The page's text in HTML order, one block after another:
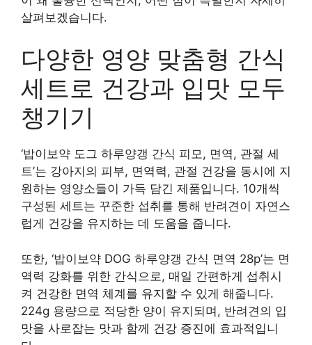
살펴보겠습니다.
다양한 영양 맞춤형 간식
세트로 건강과 입맛 모두
챙기기
‘밥이보약 도그 하루양갱 간식 피모, 면역, 관절 세
트’는 강아지의 피부, 면역력, 관절 건강을 동시에 지
원하는 영양소들이 가득 담긴 제품입니다. 10개씩
구성된 세트는 꾸준한 섭취를 통해 반려견이 자연스
럽게 건강을 유지하는 데 도움을 줍니다.
또한, ‘밥이보약 DOG 하루양갱 간식 면역 28p’는 면
역력 강화를 위한 간식으로, 매일 간편하게 섭취시
켜 건강한 면역 체계를 유지할 수 있게 해줍니다.
224g 용량으로 적당한 양이 유지되며, 반려견의 입
맛을 사로잡는 맛과 함께 건강 증진에 효과적입니